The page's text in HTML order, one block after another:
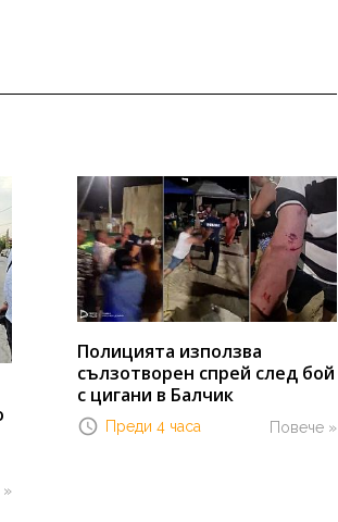
»
Полицията използва
сълзотворен спрей след бой
с цигани в Балчик
Повече »
Преди 4 часа